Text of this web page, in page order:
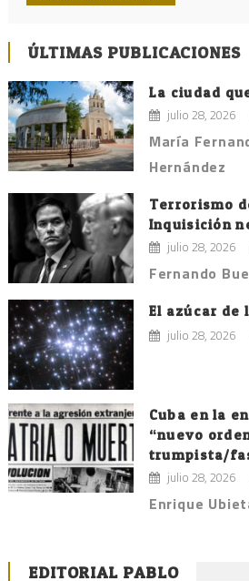
ÚLTIMAS PUBLICACIONES
La ciudad
julio 28, 2026
María
Hernández
Terrorismo
Inquisición
julio 28, 2026
Fernando
El azúcar de
julio 28, 2026
Cuba en la
“nuevo
trumpista/
julio 28, 2026
Enrique
EDITORIAL PABLO